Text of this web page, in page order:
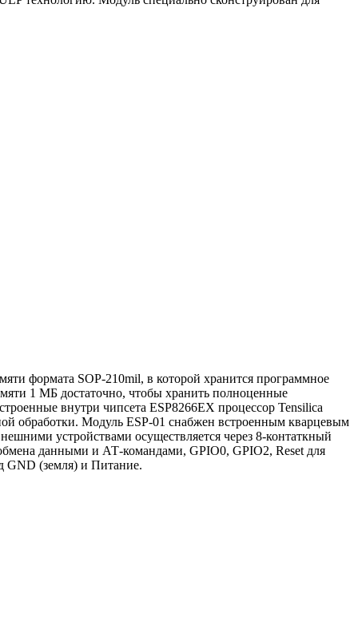
формата SOP-210mil, в которой хранится программное
1 МБ достаточно, чтобы хранить полноценные
внутри чипсета ESP8266EX процессор Tensilica
обработки. Модуль ESP-01 снабжен встроенным кварцевым
устройствами осуществляется через 8-контаткный
данными и АТ-командами, GPIO0, GPIO2, Reset для
GND (земля) и Питание.